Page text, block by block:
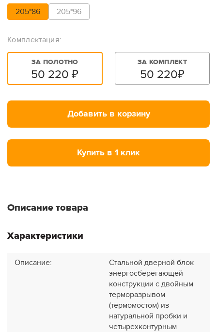
205*86 205*96
Комплектация:
ЗА ПОЛОТНО
50 220 ₽
ЗА КОМПЛЕКТ
50 220₽
Добавить в корзину
Купить в 1 клик
Описание товара
Характеристики
Описание:
Стальной дверной блок
энергосберегающей
конструкции с двойным
терморазрывом
(термомостом) из
натуральной пробки и
четырехконтурным